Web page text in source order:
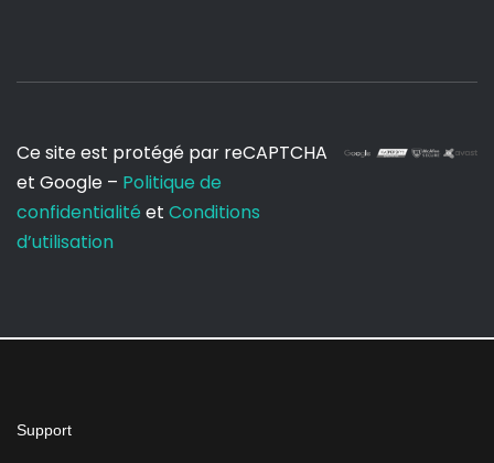
Ce site est protégé par reCAPTCHA
et Google – Politique de
confidentialité et Conditions
d’utilisation
Support